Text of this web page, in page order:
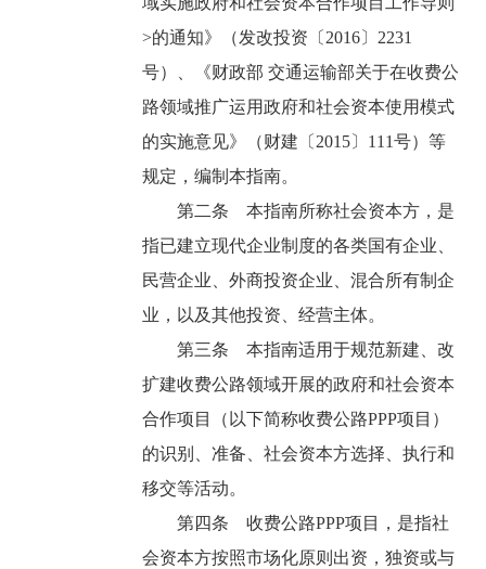
>的通知》（发改投资〔2016〕2231
号）、《财政部 交通运输部关于在收费公
路领域推广运用政府和社会资本使用模式
的实施意见》（财建〔2015〕111号）等
规定，编制本指南。
第二条 本指南所称社会资本方，是
指已建立现代企业制度的各类国有企业、
民营企业、外商投资企业、混合所有制企
业，以及其他投资、经营主体。
第三条 本指南适用于规范新建、改
扩建收费公路领域开展的政府和社会资本
合作项目（以下简称收费公路PPP项目）
的识别、准备、社会资本方选择、执行和
移交等活动。
第四条 收费公路PPP项目，是指社
会资本方按照市场化原则出资，独资或与